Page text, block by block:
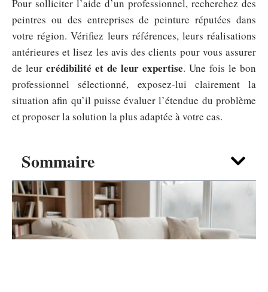
Sommaire
Pour solliciter l’aide d’un professionnel, recherchez des
peintres ou des entreprises de peinture réputées dans
votre région. Vérifiez leurs références, leurs réalisations
antérieures et lisez les avis des clients pour vous assurer
de leur crédibilité et de leur expertise. Une fois le bon
professionnel sélectionné, exposez-lui clairement la
situation afin qu’il puisse évaluer l’étendue du problème
et proposer la solution la plus adaptée à votre cas.